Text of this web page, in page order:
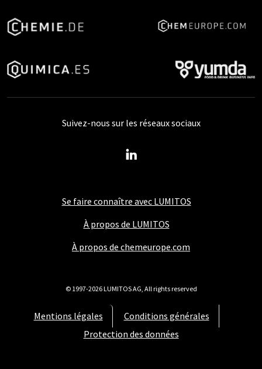
Se faire connaître avec LUMITOS
À propos de LUMITOS
À propos de chemeurope.com
Mentions légales
Conditions générales
Protection des données
Suivez-nous sur les réseaux sociaux
© 1997-2026 LUMITOS AG, All rights reserved